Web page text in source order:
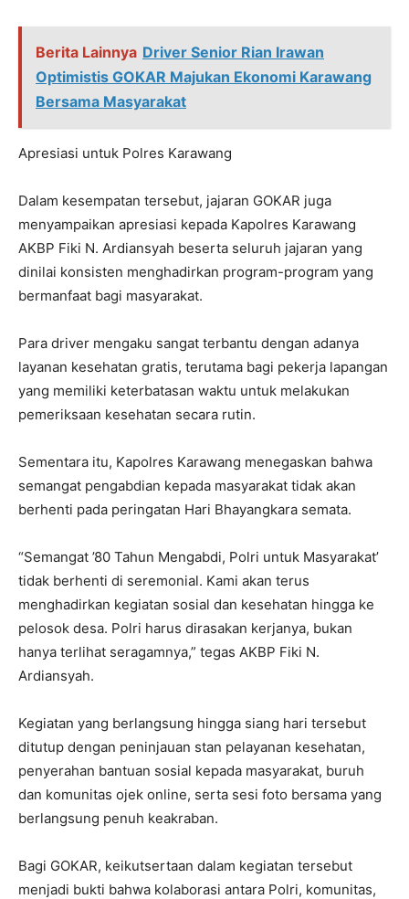
Berita Lainnya Driver Senior Rian Irawan
Optimistis GOKAR Majukan Ekonomi Karawang
Bersama Masyarakat
Apresiasi untuk Polres Karawang
Dalam kesempatan tersebut, jajaran GOKAR juga
menyampaikan apresiasi kepada Kapolres Karawang
AKBP Fiki N. Ardiansyah beserta seluruh jajaran yang
dinilai konsisten menghadirkan program-program yang
bermanfaat bagi masyarakat.
Para driver mengaku sangat terbantu dengan adanya
layanan kesehatan gratis, terutama bagi pekerja lapangan
yang memiliki keterbatasan waktu untuk melakukan
pemeriksaan kesehatan secara rutin.
Sementara itu, Kapolres Karawang menegaskan bahwa
semangat pengabdian kepada masyarakat tidak akan
berhenti pada peringatan Hari Bhayangkara semata.
“Semangat ’80 Tahun Mengabdi, Polri untuk Masyarakat’
tidak berhenti di seremonial. Kami akan terus
menghadirkan kegiatan sosial dan kesehatan hingga ke
pelosok desa. Polri harus dirasakan kerjanya, bukan
hanya terlihat seragamnya,” tegas AKBP Fiki N.
Ardiansyah.
Kegiatan yang berlangsung hingga siang hari tersebut
ditutup dengan peninjauan stan pelayanan kesehatan,
penyerahan bantuan sosial kepada masyarakat, buruh
dan komunitas ojek online, serta sesi foto bersama yang
berlangsung penuh keakraban.
Bagi GOKAR, keikutsertaan dalam kegiatan tersebut
menjadi bukti bahwa kolaborasi antara Polri, komunitas,